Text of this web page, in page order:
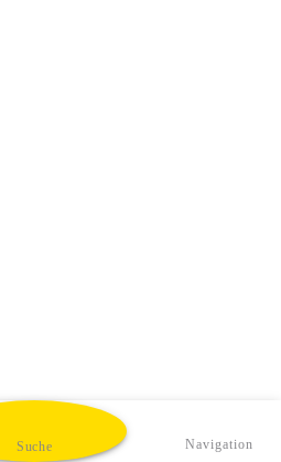
Suche Navigation